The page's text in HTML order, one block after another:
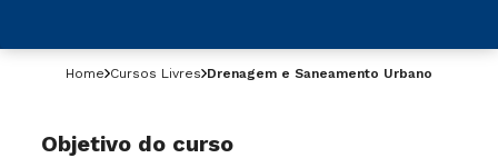
Home Cursos Livres Drenagem e Saneamento Urbano
Objetivo do curso